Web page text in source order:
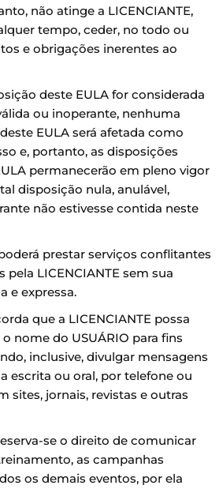
não atinge a LICENCIANTE,
tempo, ceder, no todo ou
e obrigações inerentes ao
deste EULA for considerada
ou inoperante, nenhuma
EULA será afetada como
e, portanto, as disposições
permanecerão em pleno vigor
disposição nula, anulável,
não estivesse contida neste
prestar serviços conflitantes
LICENCIANTE sem sua
e expressa.
que a LICENCIANTE possa
nome do USUÁRIO para fins
inclusive, divulgar mensagens
escrita ou oral, por telefone ou
sites, jornais, revistas e outras
se o direito de comunicar
as campanhas
os demais eventos, por ela